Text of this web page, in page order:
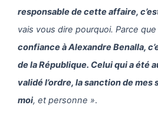
responsable de cette affaire,
vais vous dire pourquoi. Parce que
confiance à Alexandre Benalla,
de la République. Celui qui a été
validé l’ordre, la sanction de mes
moi, et personne ».